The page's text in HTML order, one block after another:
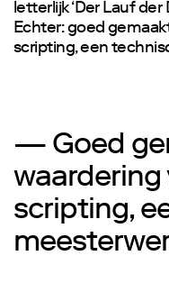
letterlijk ‘Der Lauf der
Echter: goed
scripting, een
— Goed
waardering
scripting,